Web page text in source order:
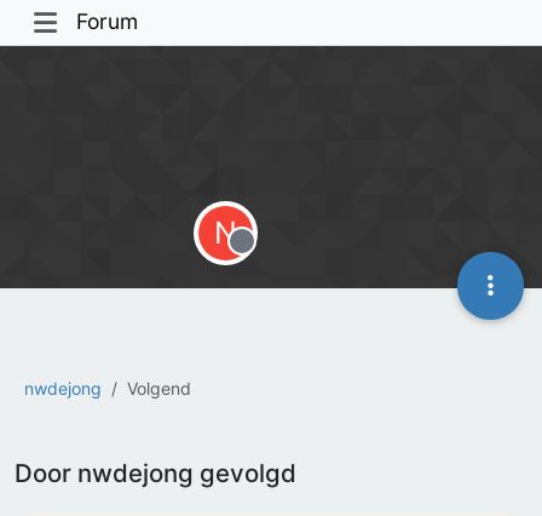
Forum
nwdejong Volgend
N
Offline
Door nwdejong gevolgd